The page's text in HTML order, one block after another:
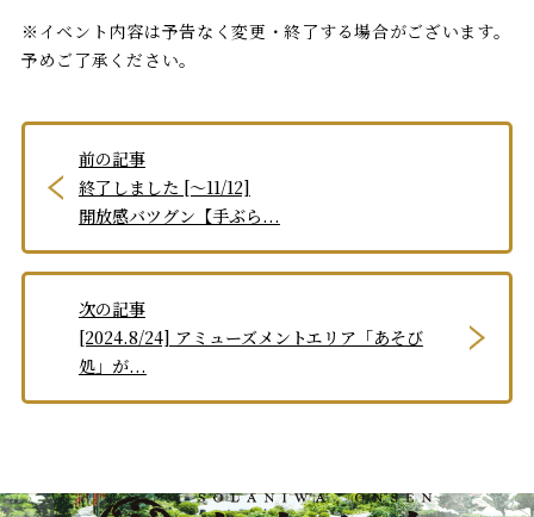
※イベント内容は予告なく変更・終了する場合がございます。
予めご了承ください。
前の記事
終了しました [～11/12]
開放感バツグン【手ぶら...
次の記事
[2024.8/24] アミューズメントエリア「あそび
処」が...